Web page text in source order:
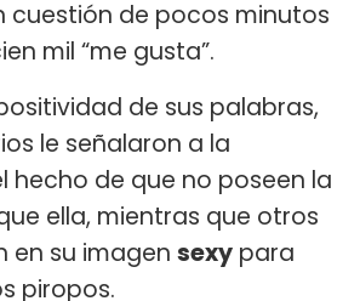
cuestión de pocos minutos
mil “me gusta”.
de sus palabras,
le señalaron a la
hecho de que no poseen la
ella, mientras que otros
en su imagen sexy para
piropos.